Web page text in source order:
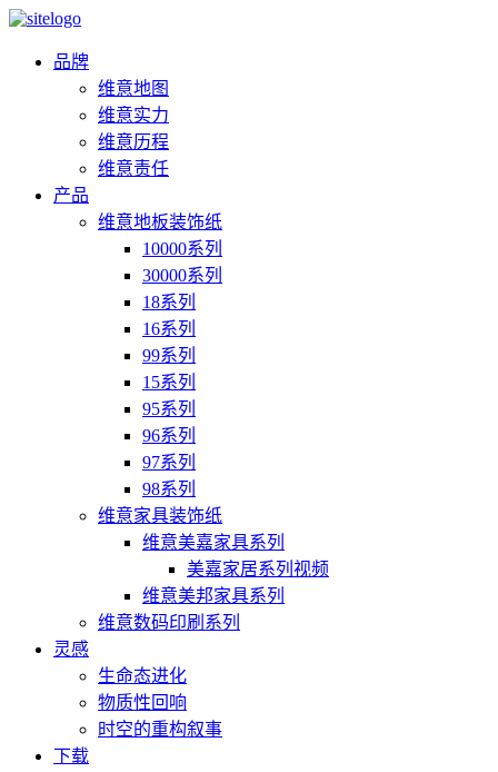
品牌
维意地图
维意实力
维意历程
维意责任
产品
维意地板装饰纸
10000系列
30000系列
18系列
16系列
99系列
15系列
95系列
96系列
97系列
98系列
维意家具装饰纸
维意美嘉家具系列
美嘉家居系列视频
维意美邦家具系列
维意数码印刷系列
灵感
生命态进化
物质性回响
时空的重构叙事
下载